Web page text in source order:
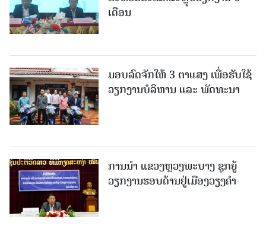
ເດືອນ
ມອບລົດຈັກໃຫ້ 3 ຕາແສງ ເພື່ອຮັບໃຊ້
ວຽກງານບໍລິຫານ ແລະ ພັດທະນາ
ການນຳ ແຂວງຫຼວງພະບາງ ຊຸກຍູ້
ວຽກງານຮອບດ້ານຢູ່ເມືອງວຽງຄໍາ